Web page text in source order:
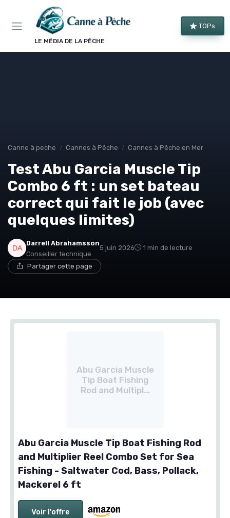
LE MÉDIA DE LA PÊCHE
TOPs
Canne à peche Cannes à Pêche Cannes à Pêche en Mer
Test Abu Garcia Muscle Tip
Combo 6 ft : un set bateau
correct qui fait le job (avec
quelques limites)
Darrell Abrahamsson
Conseiller technique
5 juin 2026 1 min de lecture
Partager cette page
Abu Garcia Muscle
Tip Boat Fishing
Rod and Multipl...
Abu Garcia Muscle Tip Boat Fishing Rod
and Multiplier Reel Combo Set for Sea
Fishing - Saltwater Cod, Bass, Pollack,
Mackerel 6 ft
Voir l'offre
Panneau de gestion des cookies